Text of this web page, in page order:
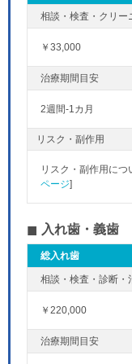
￥33,000
2週間-1カ月
リスク・副作用
リスク・副作用に
ページ]
入れ歯・義歯
総入れ歯
￥220,000